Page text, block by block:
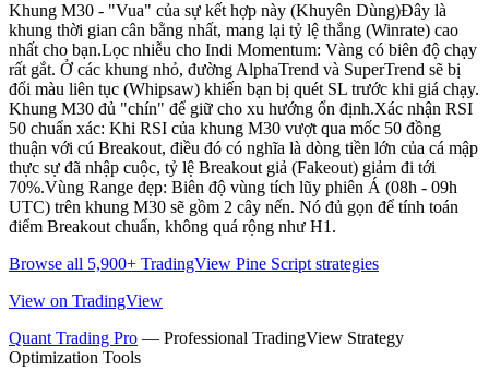
Khung M30 - "Vua" của sự kết hợp này (Khuyên Dùng)Đây là
khung thời gian cân bằng nhất, mang lại tỷ lệ thắng (Winrate) cao
nhất cho bạn.Lọc nhiễu cho Indi Momentum: Vàng có biên độ chạy
rất gắt. Ở các khung nhỏ, đường AlphaTrend và SuperTrend sẽ bị
đổi màu liên tục (Whipsaw) khiến bạn bị quét SL trước khi giá chạy.
Khung M30 đủ "chín" để giữ cho xu hướng ổn định.Xác nhận RSI
50 chuẩn xác: Khi RSI của khung M30 vượt qua mốc 50 đồng
thuận với cú Breakout, điều đó có nghĩa là dòng tiền lớn của cá mập
thực sự đã nhập cuộc, tỷ lệ Breakout giả (Fakeout) giảm đi tới
70%.Vùng Range đẹp: Biên độ vùng tích lũy phiên Á (08h - 09h
UTC) trên khung M30 sẽ gồm 2 cây nến. Nó đủ gọn để tính toán
điểm Breakout chuẩn, không quá rộng như H1.
Browse all 5,900+ TradingView Pine Script strategies
View on TradingView
Quant Trading Pro — Professional TradingView Strategy
Optimization Tools